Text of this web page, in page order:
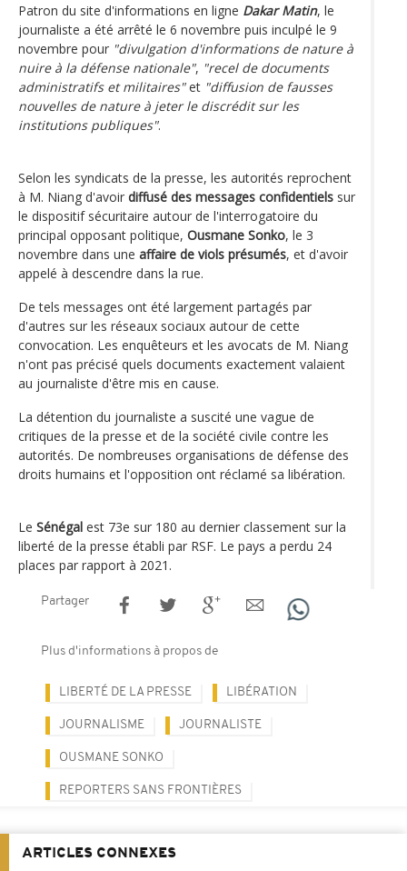
Patron du site d'informations en ligne Dakar Matin, le
journaliste a été arrêté le 6 novembre puis inculpé le 9
novembre pour "divulgation d'informations de nature à
nuire à la défense nationale", "recel de documents
administratifs et militaires"et "diffusion de fausses
nouvelles de nature à jeter le discrédit sur les
institutions publiques".
Selon les syndicats de la presse, les autorités reprochent
à M. Niang d'avoir diffusé des messages confidentiels sur
le dispositif sécuritaire autour de l'interrogatoire du
principal opposant politique, Ousmane Sonko, le 3
novembre dans une affaire de viols présumés, et d'avoir
appelé à descendre dans la rue.
De tels messages ont été largement partagés par
d'autres sur les réseaux sociaux autour de cette
convocation. Les enquêteurs et les avocats de M. Niang
n'ont pas précisé quels documents exactement valaient
au journaliste d'être mis en cause.
La détention du journaliste a suscité une vague de
critiques de la presse et de la société civile contre les
autorités. De nombreuses organisations de défense des
droits humains et l'opposition ont réclamé sa libération.
Le Sénégal est 73e sur 180 au dernier classement sur la
liberté de la presse établi par RSF. Le pays a perdu 24
places par rapport à 2021.
Partager
Plus d'informations à propos de
LIBERTÉ DE LA PRESSE LIBÉRATION
JOURNALISME JOURNALISTE
OUSMANE SONKO
REPORTERS SANS FRONTIÈRES
ARTICLES CONNEXES